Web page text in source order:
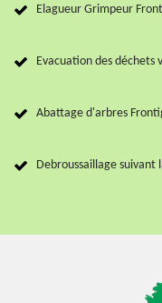
Elagueur Grimpeur
Evacuation des déchets
Abattage d'arbres
Debroussaillage suivant